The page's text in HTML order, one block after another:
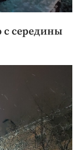
с середины